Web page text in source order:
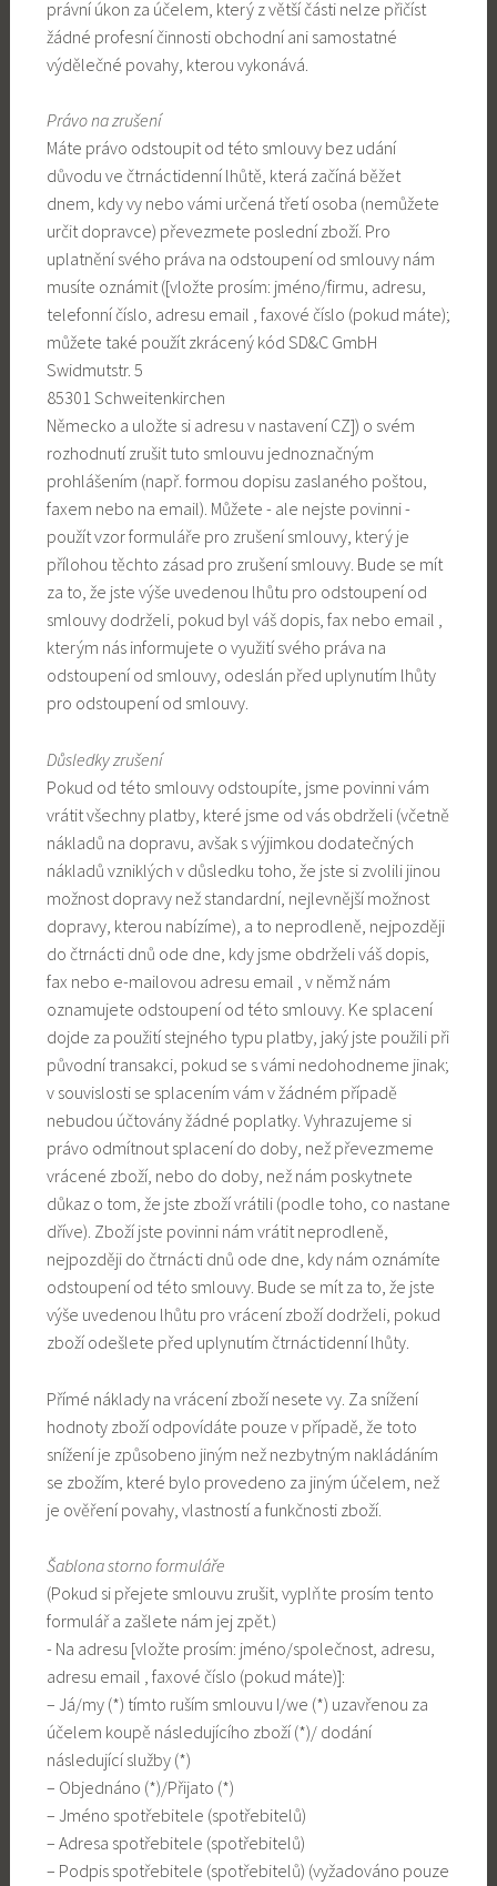
právní úkon za účelem, který z větší části nelze přičíst
žádné profesní činnosti obchodní ani samostatné
výdělečné povahy, kterou vykonává.
Právo na zrušení
Máte právo odstoupit od této smlouvy bez udání
důvodu ve čtrnáctidenní lhůtě, která začíná běžet
dnem, kdy vy nebo vámi určená třetí osoba (nemůžete
určit dopravce) převezmete poslední zboží. Pro
uplatnění svého práva na odstoupení od smlouvy nám
musíte oznámit ([vložte prosím: jméno/firmu, adresu,
telefonní číslo, adresu email , faxové číslo (pokud máte);
můžete také použít zkrácený kód SD&C GmbH
Swidmutstr. 5
85301 Schweitenkirchen
Německo a uložte si adresu v nastavení CZ]) o svém
rozhodnutí zrušit tuto smlouvu jednoznačným
prohlášením (např. formou dopisu zaslaného poštou,
faxem nebo na email). Můžete - ale nejste povinni -
použít vzor formuláře pro zrušení smlouvy, který je
přílohou těchto zásad pro zrušení smlouvy. Bude se mít
za to, že jste výše uvedenou lhůtu pro odstoupení od
smlouvy dodrželi, pokud byl váš dopis, fax nebo email ,
kterým nás informujete o využití svého práva na
odstoupení od smlouvy, odeslán před uplynutím lhůty
pro odstoupení od smlouvy.
Důsledky zrušení
Pokud od této smlouvy odstoupíte, jsme povinni vám
vrátit všechny platby, které jsme od vás obdrželi (včetně
nákladů na dopravu, avšak s výjimkou dodatečných
nákladů vzniklých v důsledku toho, že jste si zvolili jinou
možnost dopravy než standardní, nejlevnější možnost
dopravy, kterou nabízíme), a to neprodleně, nejpozději
do čtrnácti dnů ode dne, kdy jsme obdrželi váš dopis,
fax nebo e-mailovou adresu email , v němž nám
oznamujete odstoupení od této smlouvy. Ke splacení
dojde za použití stejného typu platby, jaký jste použili při
původní transakci, pokud se s vámi nedohodneme jinak;
v souvislosti se splacením vám v žádném případě
nebudou účtovány žádné poplatky. Vyhrazujeme si
právo odmítnout splacení do doby, než převezmeme
vrácené zboží, nebo do doby, než nám poskytnete
důkaz o tom, že jste zboží vrátili (podle toho, co nastane
dříve). Zboží jste povinni nám vrátit neprodleně,
nejpozději do čtrnácti dnů ode dne, kdy nám oznámíte
odstoupení od této smlouvy. Bude se mít za to, že jste
výše uvedenou lhůtu pro vrácení zboží dodrželi, pokud
zboží odešlete před uplynutím čtrnáctidenní lhůty.
Přímé náklady na vrácení zboží nesete vy. Za snížení
hodnoty zboží odpovídáte pouze v případě, že toto
snížení je způsobeno jiným než nezbytným nakládáním
se zbožím, které bylo provedeno za jiným účelem, než
je ověření povahy, vlastností a funkčnosti zboží.
Šablona storno formuláře
(Pokud si přejete smlouvu zrušit, vyplňte prosím tento
formulář a zašlete nám jej zpět.)
- Na adresu [vložte prosím: jméno/společnost, adresu,
adresu email , faxové číslo (pokud máte)]:
– Já/my (*) tímto ruším smlouvu I/we (*) uzavřenou za
účelem koupě následujícího zboží (*)/ dodání
následující služby (*)
– Objednáno (*)/Přijato (*)
– Jméno spotřebitele (spotřebitelů)
– Adresa spotřebitele (spotřebitelů)
– Podpis spotřebitele (spotřebitelů) (vyžadováno pouze